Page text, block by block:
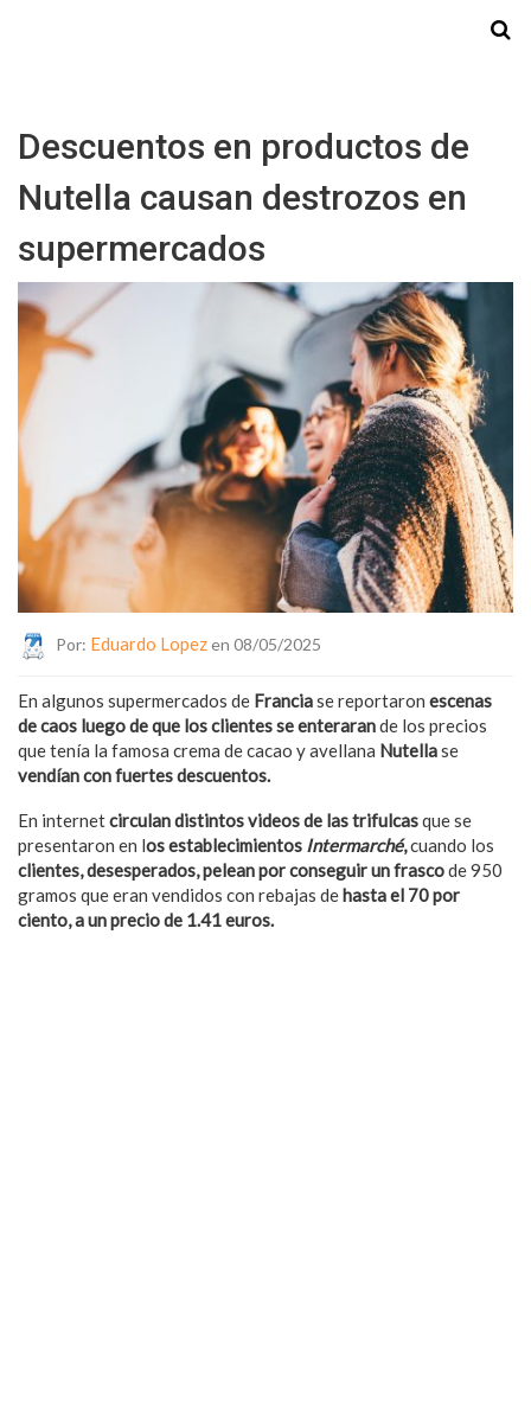
Descuentos en productos de
Nutella causan destrozos en
supermercados
Por: Eduardo Lopezen 08/05/2025
En algunos supermercados de Franciase reportaron escenas
de caos luego de que los clientes se enterarande los precios
que tenía la famosa crema de cacao y avellana Nutellase
vendían con fuertes descuentos.
En internetcirculan distintos videos de las trifulcasque se
presentaron en los establecimientos Intermarché,cuando los
clientes, desesperados, pelean por conseguir un frascode 950
gramos que eran vendidos con rebajas dehasta el 70 por
ciento, a un precio de 1.41 euros.